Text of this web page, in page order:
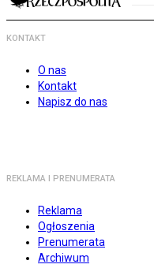
KONTAKT
O nas
Kontakt
Napisz do nas
REKLAMA I PRENUMERATA
Reklama
Ogłoszenia
Prenumerata
Archiwum